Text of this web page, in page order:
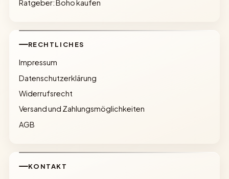
Ratgeber: Boho kaufen
RECHTLICHES
Impressum
Datenschutzerklärung
Widerrufsrecht
Versand und Zahlungsmöglichkeiten
AGB
KONTAKT